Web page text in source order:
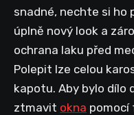
snadné, nechte si ho
úplně nový look a
ochrana laku před
Polepit lze celou
kapotu. Aby bylo dílo
ztmavit okna pomocí